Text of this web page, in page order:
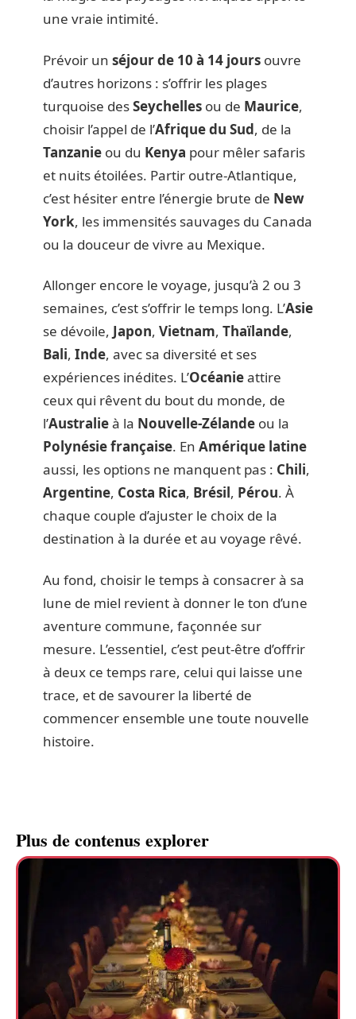
une vraie intimité.
Prévoir un séjour de 10 à 14 jours ouvre
d’autres horizons : s’offrir les plages
turquoise desSeychelles ou de Maurice,
choisir l’appel de l’Afrique du Sud, de la
Tanzanie ou du Kenya pour mêler safaris
et nuits étoilées. Partir outre-Atlantique,
c’est hésiter entre l’énergie brute de New
York, les immensités sauvages du Canada
ou la douceur de vivre au Mexique.
Allonger encore le voyage, jusqu’à 2 ou 3
semaines, c’est s’offrir le temps long. L’Asie
se dévoile, Japon, Vietnam, Thaïlande,
Bali, Inde, avec sa diversité et ses
expériences inédites. L’Océanieattire
ceux qui rêvent du bout du monde, de
l’Australieà la Nouvelle-Zélande ou la
Polynésie française. En Amérique latine
aussi, les options ne manquent pas : Chili,
Argentine, Costa Rica, Brésil, Pérou. À
chaque couple d’ajuster le choix de la
destination à la durée et au voyage rêvé.
Au fond, choisir le temps à consacrer à sa
lune de miel revient à donner le ton d’une
aventure commune, façonnée sur
mesure. L’essentiel, c’est peut-être d’offrir
à deux ce temps rare, celui qui laisse une
trace, et de savourer la liberté de
commencer ensemble une toute nouvelle
histoire.
Plus de contenus explorer